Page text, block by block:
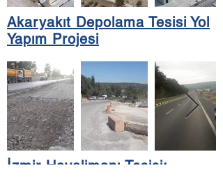
Akaryakıt Depolama Tesisi Yol
Yapım Projesi
İzmir Havalimanı Tesisi: